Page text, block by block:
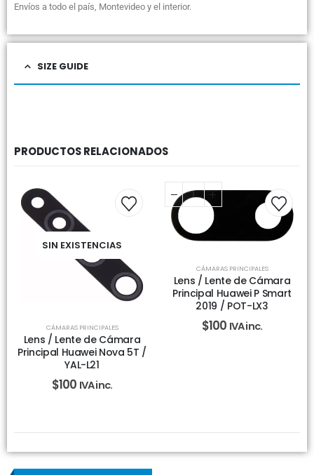
Envíos a todo el país, Montevideo y el interior.
SIZE GUIDE
PRODUCTOS RELACIONADOS
SIN EXISTENCIAS
CÁMARAS PRINCIPALES
Lens / Lente de Cámara
Principal Huawei Nova 5T /
YAL-L21
$100 IVA inc.
CÁMARAS PRINCIPALES
Lens / Lente de Cámara
Principal Huawei P Smart
2019 / POT-LX3
$100 IVA inc.